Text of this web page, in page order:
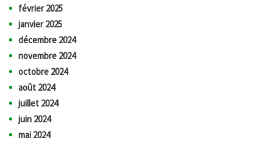
février 2025
janvier 2025
décembre 2024
novembre 2024
octobre 2024
août 2024
juillet 2024
juin 2024
mai 2024